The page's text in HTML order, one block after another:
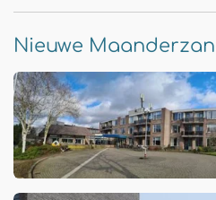
Nieuwe